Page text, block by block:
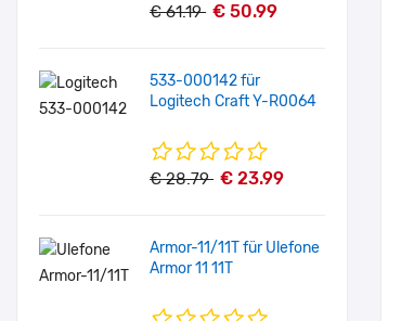
€ 61.19 € 50.99
533-000142 für
Logitech Craft Y-R0064
€ 28.79 € 23.99
Armor-11/11T für Ulefone
Armor 11 11T